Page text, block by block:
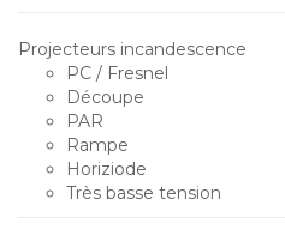
Projecteurs incandescence
PC / Fresnel
Découpe
PAR
Rampe
Horiziode
Très basse tension